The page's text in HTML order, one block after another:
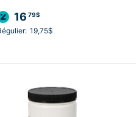
16 79$
19,75$